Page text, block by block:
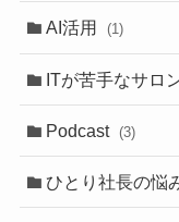
AI活用 (1)
ITが苦手なサロ
Podcast (3)
ひとり社長の悩